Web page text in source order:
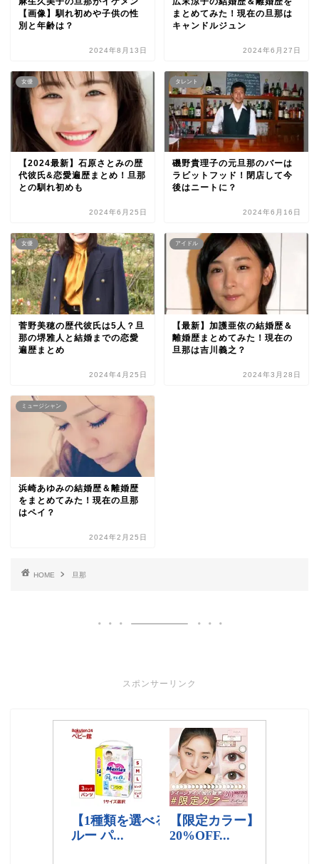
【画像】馴れ初めや子供の性
別と年齢は？
2024年8月13日
まとめてみた！現在の旦那は
キャンドルジュン
2024年6月27日
女優
【2024最新】石原さとみの歴
代彼氏&恋愛遍歴まとめ！旦那
との馴れ初めも
2024年6月25日
タレント
磯野貴理子の元旦那のバーは
ラビットフッド！閉店して今
後はニートに？
2024年6月16日
女優
菅野美穂の歴代彼氏は5人？旦
那の堺雅人と結婚までの恋愛
遍歴まとめ
2024年4月25日
アイドル
【最新】加護亜依の結婚歴＆
離婚歴まとめてみた！現在の
旦那は吉川義之？
2024年3月28日
ミュージシャン
浜崎あゆみの結婚歴＆離婚歴
をまとめてみた！現在の旦那
はペイ？
2024年2月25日
HOME 旦那
スポンサーリンク